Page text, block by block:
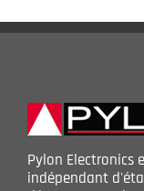
Pylon Electronics
indépendant